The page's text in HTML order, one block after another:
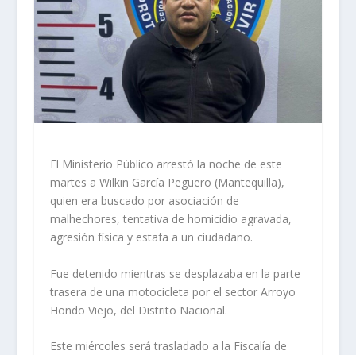
El Ministerio Público arrestó la noche de este
martes a Wilkin García Peguero (Mantequilla),
quien era buscado por asociación de
malhechores, tentativa de homicidio agravada,
agresión física y estafa a un ciudadano.
Fue detenido mientras se desplazaba en la parte
trasera de una motocicleta por el sector Arroyo
Hondo Viejo, del Distrito Nacional.
Este miércoles será trasladado a la Fiscalía de